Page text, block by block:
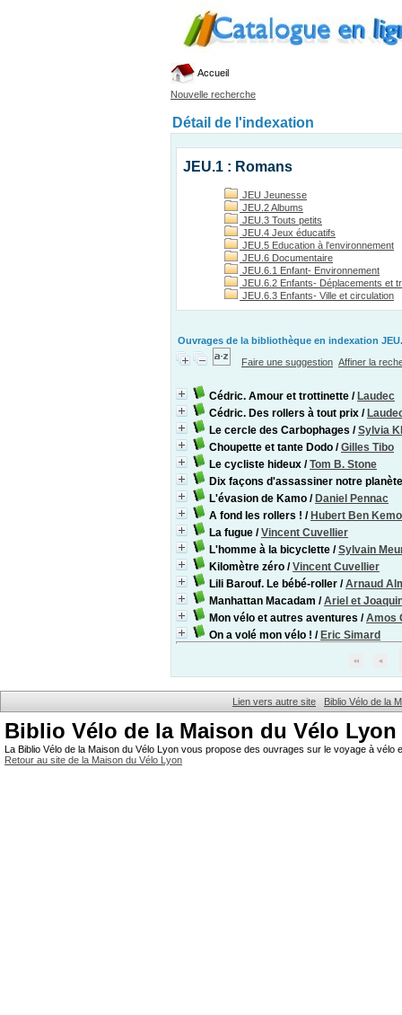
Accueil
Nouvelle recherche
Détail de l'indexation
JEU.1 : Romans
JEU Jeunesse
JEU.2 Albums
JEU.3 Touts petits
JEU.4 Jeux éducatifs
JEU.5 Education à l'environnement
JEU.6 Documentaire
JEU.6.1 Enfant- Environnement
JEU.6.2 Enfants- Déplacements et
JEU.6.3 Enfants- Ville et circulation
Ouvrages de la bibliothèque en indexation
Faire une suggestion Affiner la
Cédric. Amour et trottinette / Laudec
Cédric. Des rollers à tout prix /
Le cercle des Carbophages /Sylvia
Choupette et tante Dodo /Gilles Tibo
Le cycliste hideux /Tom B. Stone
Dix façons d'assassiner notre planète
L'évasion de Kamo / Daniel Pennac
A fond les rollers ! / Hubert Ben
La fugue /Vincent Cuvellier
L'homme à la bicyclette /Sylvain
Kilomètre zéro /Vincent Cuvellier
Lili Barouf. Le bébé-roller /Arnaud
Manhattan Macadam /Ariel et
Mon vélo et autres aventures /Amos
On a volé mon vélo ! / Eric Simard
Lien vers autre site Biblio Vélo de la
Biblio Vélo de la Maison du Vélo Lyon
La Biblio Vélo de la Maison du Vélo Lyon vous propose des ouvrages sur le voyage à
Retour au site de la Maison du Vélo Lyon